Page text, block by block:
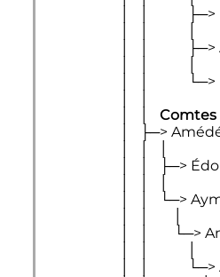
                        │   │           ├─>
│   │
│   │
Comtes
                        │   ├─>
│   │
│   │
                        │   │       └─>
                        │   │           └─>